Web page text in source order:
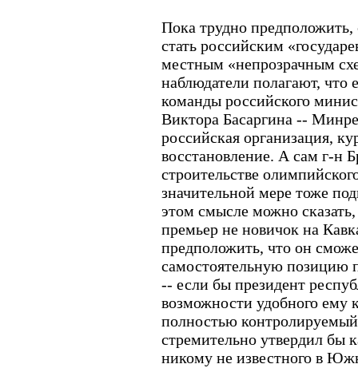
Пока трудно
стать российским
местным «непрозрачным
наблюдатели полагают, что
команды российского
Виктора Басаргина --
российская организация,
восстановление. А сам г-н
строительстве
значительной мере тоже
этом смысле можно
премьер не новичок на
предположить, что он
самостоятельную
-- если бы президент
возможности удобного ему
полностью
стремительно утвердил бы
никому не известного в